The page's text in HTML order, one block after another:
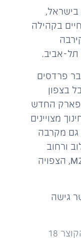
בקהילה
תל-אביב.
בעבר פרדסים
בצפון
החדש
מצויינים
גם מקרבה
ורחוב
אוסישקין, ובמרחק הליכה מתחנת קווי המטרו M1 ו-M2, הצפויה
גישה
חברת צ.פ פעילה באופן נרחב ברובע הדר ופרויקט הקוצר 18